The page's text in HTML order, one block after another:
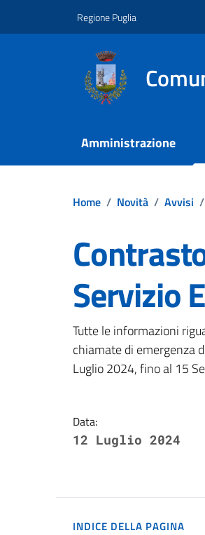
Regione Puglia
Amministrazione
Home / Novità / Avvisi /
Servizio
Dettagli
Tutte le informazioni
chiamate di emergenza
Luglio 2024, fino al 15
Data:
12 Luglio 2024
INDICE DELLA PAGINA